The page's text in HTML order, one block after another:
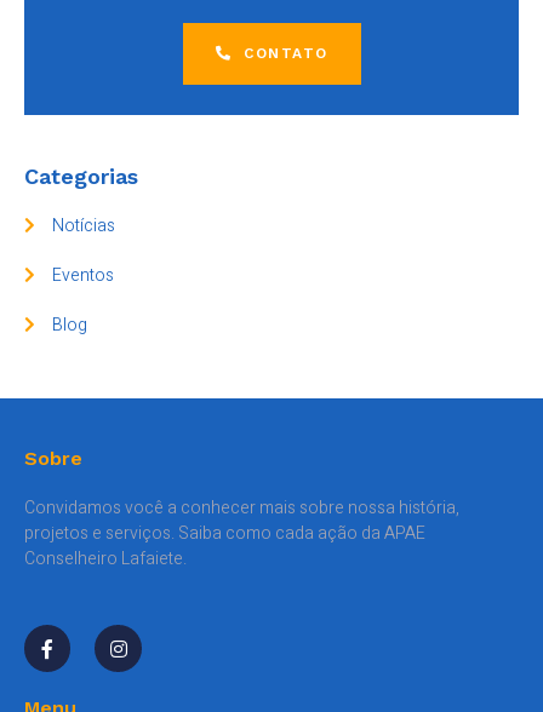
CONTATO
Categorias
Notícias
Eventos
Blog
Sobre
Convidamos você a conhecer mais sobre nossa história,
projetos e serviços. Saiba como cada ação da APAE
Conselheiro Lafaiete.